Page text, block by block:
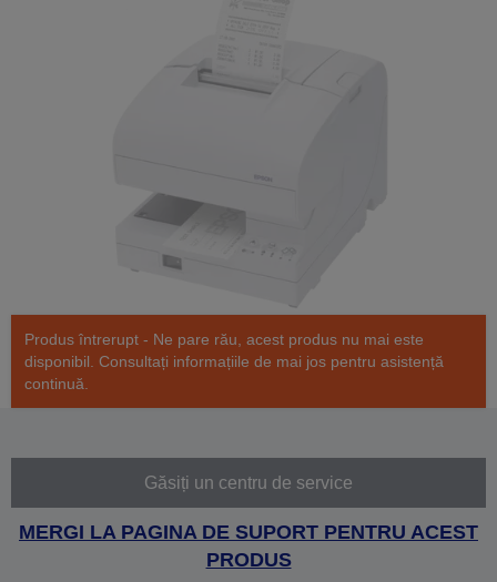
Produs întrerupt - Ne pare rău, acest produs nu mai este
disponibil. Consultați informațiile de mai jos pentru asistență
continuă.
Găsiți un centru de service
MERGI LA PAGINA DE SUPORT PENTRU ACEST
PRODUS